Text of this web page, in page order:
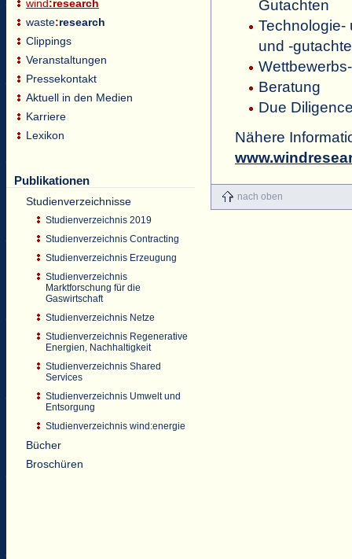
wind:research
waste:research
Clippings
Veranstaltungen
Pressekontakt
Aktuell in den Medien
Karriere
Lexikon
Publikationen
Studienverzeichnisse
Studienverzeichnis 2019
Studienverzeichnis Contracting
Studienverzeichnis Erzeugung
Studienverzeichnis
Marktforschung für die
Gaswirtschaft
Studienverzeichnis Netze
Studienverzeichnis Regenerative
Energien, Nachhaltigkeit
Studienverzeichnis Shared
Services
Studienverzeichnis Umwelt und
Entsorgung
Studienverzeichnis wind:energie
Bücher
Broschüren
Gutachten
Technologie-
und -
Beratung
Due
Nähere
nach oben